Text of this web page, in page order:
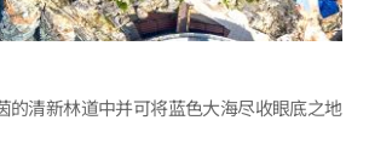
的清新林道中并可将蓝色大海尽收眼底之地